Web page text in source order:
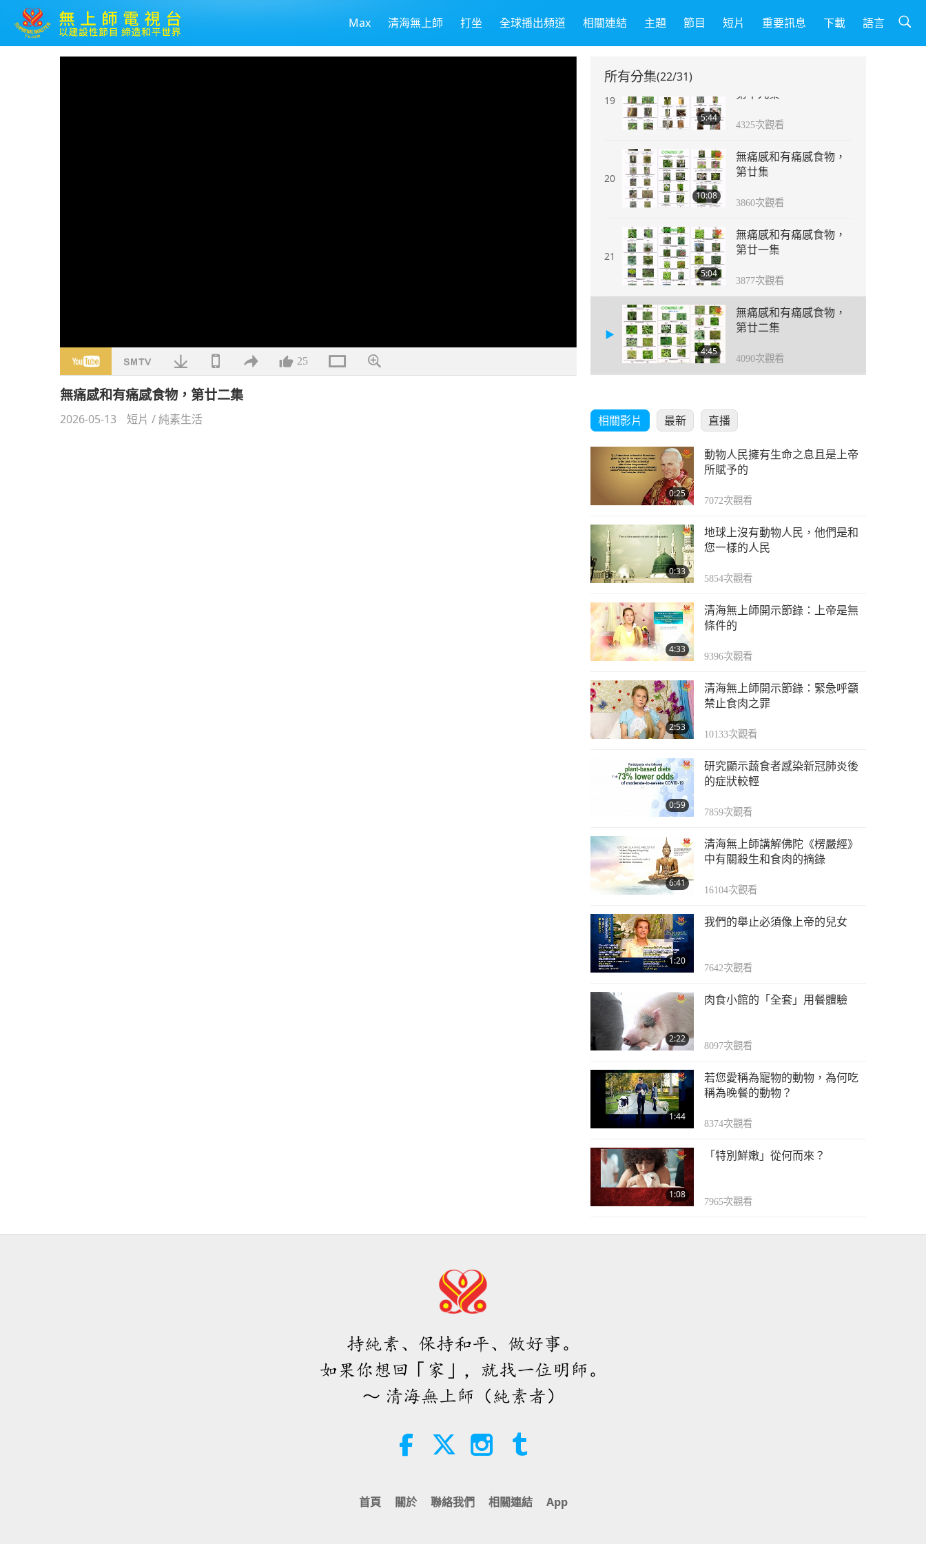
Max 清海無上師 打坐 全球播出頻道 相關連結 主題 節目 短片 重要訊息 下載 語言
25
無痛感和有痛感食物，第廿二集
2026-05-13 短片 / 純素生活
所有分集(22/31)
18
第十八集
4376次觀看
19
5:44
第十九集
4325次觀看
20
10:08
無痛感和有痛感食物，
第廿集
3860次觀看
21
5:04
無痛感和有痛感食物，
第廿一集
3877次觀看
4:45
無痛感和有痛感食物，
第廿二集
4090次觀看
23
6:55
5:18
無痛感和有痛感食物，
25
4:37
無痛感和有痛感食物，
26
4:45
無痛感和有痛感食物，
27
4:57
無痛感和有痛感食物，
7:56
無痛感和有痛感食物，
29
8:22
無痛感和有痛感食物，
30
7:13
31
6:44
相關影片 最新 直播
0:25
動物人民擁有生命之息且是上帝
所賦予的
7072次觀看
0:33
地球上沒有動物人民，他們是和
您一樣的人民
5854次觀看
4:33
清海無上師開示節錄：上帝是無
條件的
9396次觀看
2:53
清海無上師開示節錄：緊急呼籲
禁止食肉之罪
10133次觀看
0:59
研究顯示蔬食者感染新冠肺炎後
的症狀較輕
7859次觀看
6:41
清海無上師講解佛陀《楞嚴經》
中有關殺生和食肉的摘錄
16104次觀看
1:20
我們的舉止必須像上帝的兒女
7642次觀看
2:22
肉食小館的「全套」用餐體驗
8097次觀看
1:44
若您愛稱為寵物的動物，為何吃
稱為晚餐的動物？
8374次觀看
1:08
「特別鮮嫩」從何而來？
7965次觀看
持純素、保持和平、做好事。
如果你想回「家」，就找一位明師。
～ 清海無上師（純素者）
首頁 關於 聯絡我們 相關連結 App